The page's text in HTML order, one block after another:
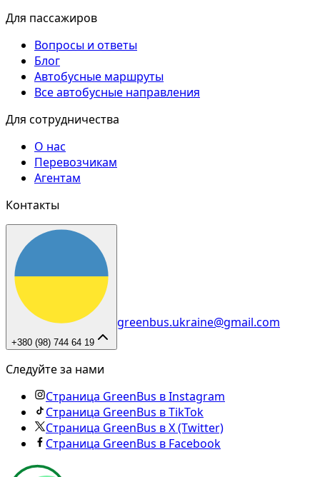
Для пассажиров
Вопросы и ответы
Блог
Автобусные маршруты
Все автобусные направления
Для сотрудничества
О нас
Перевозчикам
Агентам
Контакты
+380 (98) 744 64 19
greenbus.ukraine@gmail.com
Следуйте за нами
Страница GreenBus в Instagram
Страница GreenBus в TikTok
Страница GreenBus в X (Twitter)
Страница GreenBus в Facebook